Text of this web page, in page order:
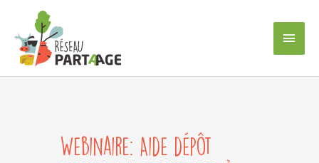
contenu
Webinaire: Aide dépôt